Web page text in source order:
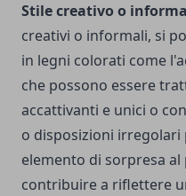
Stile creativo o
creativi o informali, si
in legni colorati come
che possono essere
accattivanti e unici o
o disposizioni irregolari
elemento di sorpresa
contribuire a riflettere